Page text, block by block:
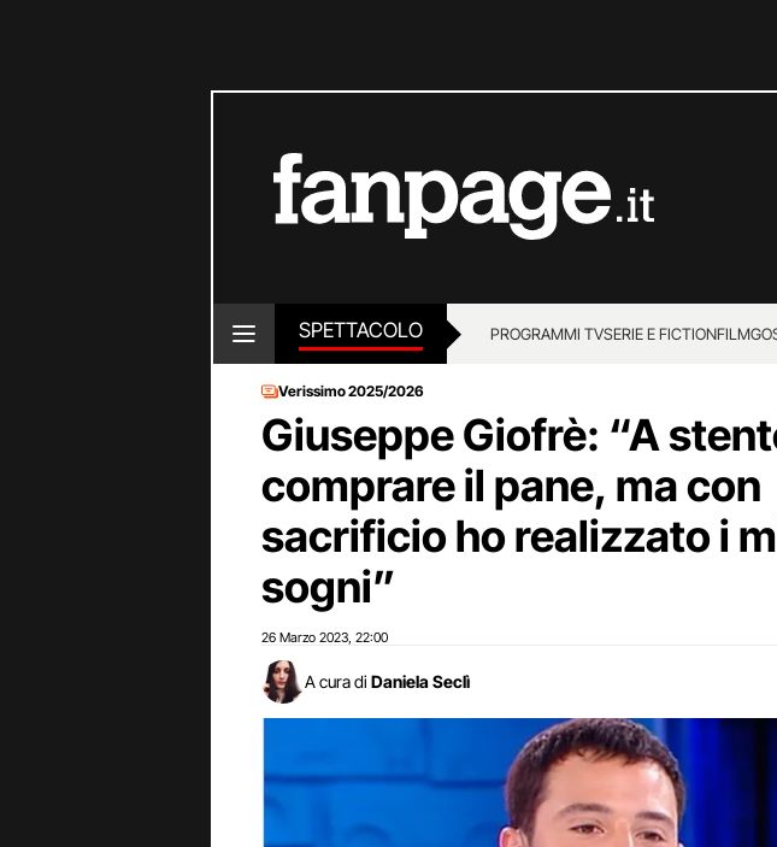
SPETTACOLO PROGRAMMI TVSERIE E FICTIONFILM
Verissimo 2025/2026
Giuseppe Giofrè: “A
comprare il pane, ma con
sacrificio ho realizzato i
sogni”
26 Marzo 2023 22:00
A cura di Daniela Seclì